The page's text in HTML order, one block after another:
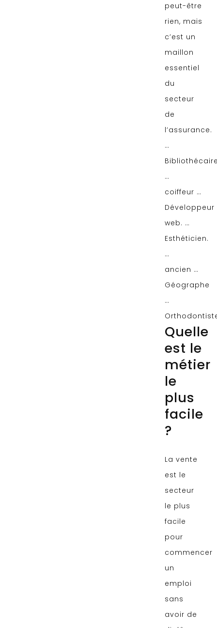
peut-être
rien, mais
c’est un
maillon
essentiel
du
secteur
de
l’assurance.
…
…
coiffeur …
Développeur
web. …
Esthéticien.
…
ancien …
Géographe
…
Quelle
est le
métier
le
plus
facile
?
La vente
est le
secteur
le plus
facile
pour
commencer
un
emploi
sans
avoir de